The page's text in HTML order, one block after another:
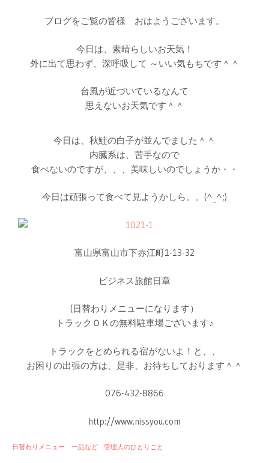
ブログをご覧の皆様 おはようございます。
今日は、素晴らしいお天気！
外に出て思わず、深呼吸して ～いい気もちです＾＾
台風が近づいているなんて
思えないお天気です＾＾
今日は、秋鮭の白子が並んでました＾＾
内臓系は、苦手なので
食べないのですが、、、美味しいのでしょうか・・
今日は頑張って食べて見ようかしら。。(^_^;)
富山県富山市下赤江町1-13-32
ビジネス旅館日章
(日替わりメニューになります）
トラックＯＫの無料駐車場ございます♪
トラックをとめられる宿がないよ！と、、
お困りの出張の方は、是非、お待ちしております＾＾
076-432-8866
http://www.nissyou.com
日替わりメニュー 一品など 管理人のひとりごと